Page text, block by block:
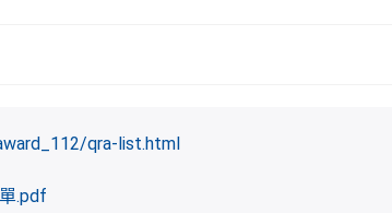
qra-list.html
.pdf